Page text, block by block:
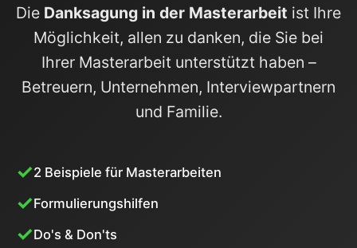
Die Danksagung in der Masterarbeit ist Ihre
Möglichkeit, allen zu danken, die Sie bei
Ihrer Masterarbeit unterstützt haben –
Betreuern, Unternehmen, Interviewpartnern
und Familie.
2 Beispiele für Masterarbeiten
Formulierungshilfen
Do's & Don'ts